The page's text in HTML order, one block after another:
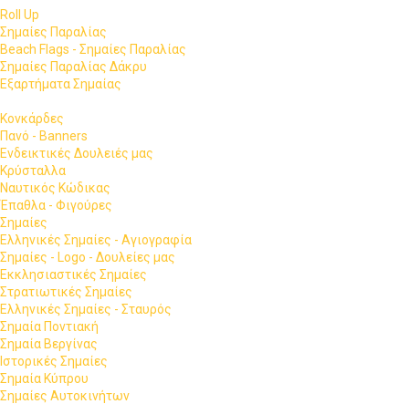
Roll Up
Σημαίες Παραλίας
Beach Flags - Σημαίες Παραλίας
Σημαίες Παραλίας Δάκρυ
Εξαρτήματα Σημαίας
Κονκάρδες
Πανό - Banners
Ενδεικτικές Δουλειές μας
Κρύσταλλα
Ναυτικός Κώδικας
Έπαθλα - Φιγούρες
Σημαίες
Ελληνικές Σημαίες - Αγιογραφία
Σημαίες - Logo - Δουλείες μας
Εκκλησιαστικές Σημαίες
Στρατιωτικές Σημαίες
Ελληνικές Σημαίες - Σταυρός
Σημαία Ποντιακή
Σημαία Βεργίνας
Ιστορικές Σημαίες
Σημαία Κύπρου
Σημαίες Αυτοκινήτων